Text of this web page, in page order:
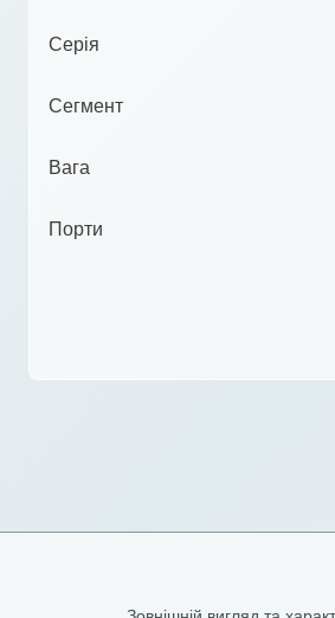
Серія
Сегмент
Вага
Порти